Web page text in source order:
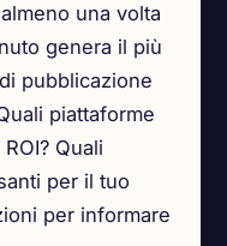
una volta
genera il più
pubblicazione
piattaforme
Quali
per il tuo
per informare